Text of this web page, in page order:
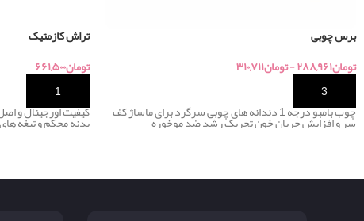
برس چوبی
تومان۲۸۸,۹۶۱-تومان۳۱۰,۷۱۱
چوب بامبو درجه 1 دندانه های چوبی سرگرد برای ماساژ کف
سر و افزایش جریان خون تحریک رشد ضد موخوره
تراش کازمتیک
تومان۶۶۱,۵۰۰
خرید
کیفیت اورجینال و
بدنه محکم و تیغه